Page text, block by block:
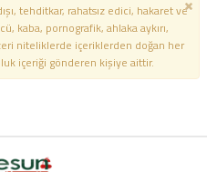
tehditkar, rahatsız edici, hakaret ve
kaba, pornografik, ahlaka aykırı,
niteliklerde içeriklerden doğan her
içeriği gönderen kişiye aittir.